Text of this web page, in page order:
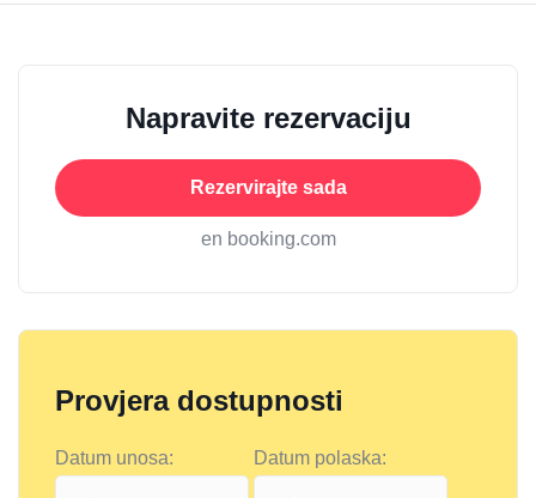
Napravite rezervaciju
Rezervirajte sada
en booking.com
Provjera dostupnosti
Datum unosa: Datum polaska: